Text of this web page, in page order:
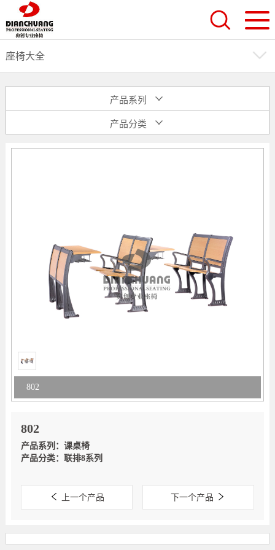
座椅大全
产品系列
产品分类
802
802
产品系列：课桌椅
产品分类：联排8系列
上一个产品 下一个产品